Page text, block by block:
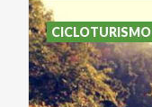
CICLOTURISMO